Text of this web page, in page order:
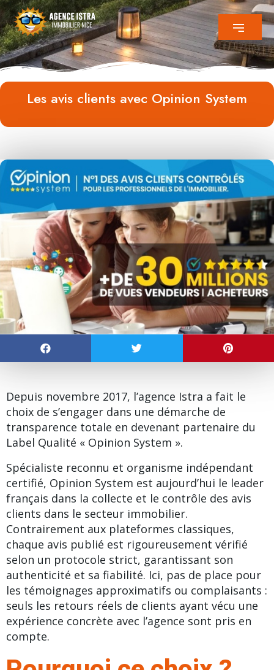
Les avis clients avec Opinion System
Depuis novembre 2017, l’agence Istra a fait le
choix de s’engager dans une démarche de
transparence totale en devenant partenaire du
Label Qualité « Opinion System ».
Spécialiste reconnu et organisme indépendant
certifié, Opinion System est aujourd’hui le leader
français dans la collecte et le contrôle des avis
clients dans le secteur immobilier.
Contrairement aux plateformes classiques,
chaque avis publié est rigoureusement vérifié
selon un protocole strict, garantissant son
authenticité et sa fiabilité. Ici, pas de place pour
les témoignages approximatifs ou complaisants :
seuls les retours réels de clients ayant vécu une
expérience concrète avec l’agence sont pris en
compte.